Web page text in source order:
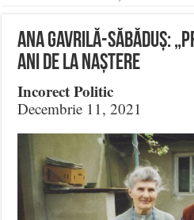
Ana Gavrilă-Săbăduș:
ani de la naștere
Incorect Politic
Decembrie 11, 2021